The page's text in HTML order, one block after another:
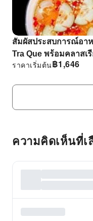
สัมผัสประสบการณ์อา
Tra Que พร้อมคลาสเ
฿1,646
ราคาเริ่มต้น
ความคิดเห็นที่เ